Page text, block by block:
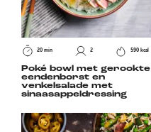
20 min 2 590 kcal
Poké bowl met gerookte
eendenborst en
venkelsalade met
sinaasappeldressing